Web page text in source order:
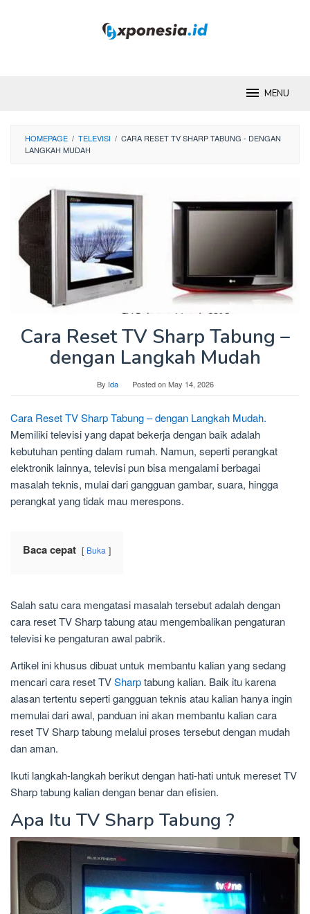
MENU
HOMEPAGE / TELEVISI / CARA RESET TV SHARP TABUNG - DENGAN
LANGKAH MUDAH
Cara Reset TV Sharp Tabung –
dengan Langkah Mudah
By Ida Posted onMay 14, 2026
Cara Reset TV Sharp Tabung – dengan Langkah Mudah.
Memiliki televisi yang dapat bekerja dengan baik adalah
kebutuhan penting dalam rumah. Namun, seperti perangkat
elektronik lainnya, televisi pun bisa mengalami berbagai
masalah teknis, mulai dari gangguan gambar, suara, hingga
perangkat yang tidak mau merespons.
Baca cepat Buka
Salah satu cara mengatasi masalah tersebut adalah dengan
cara reset TV Sharp tabung atau mengembalikan pengaturan
televisi ke pengaturan awal pabrik.
Artikel ini khusus dibuat untuk membantu kalian yang sedang
mencari cara reset TVSharptabung kalian. Baik itu karena
alasan tertentu seperti gangguan teknis atau kalian hanya ingin
memulai dari awal, panduan ini akan membantu kalian cara
reset TV Sharp tabung melalui proses tersebut dengan mudah
dan aman.
Ikuti langkah-langkah berikut dengan hati-hati untuk mereset TV
Sharp tabung kalian dengan benar dan efisien.
Apa Itu TV Sharp Tabung ?